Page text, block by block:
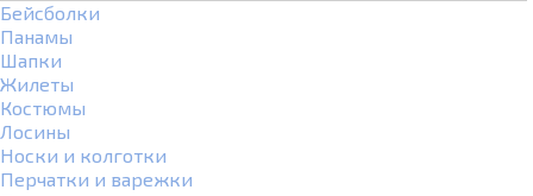
Бейсболки
Панамы
Шапки
Жилеты
Костюмы
Лосины
Носки и колготки
Перчатки и варежки